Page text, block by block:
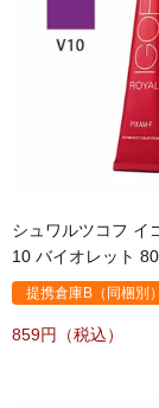
シュワルツコフ イ
10 バイオレット
提携倉庫B（同梱別）
859